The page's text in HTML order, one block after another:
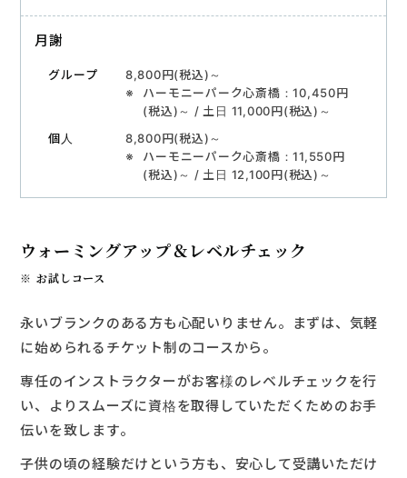
月謝
8,800円(税込)～
ハーモニーパーク心斎橋：10,450円
(税込)～ / 土日 11,000円(税込)～
8,800円(税込)～
ハーモニーパーク心斎橋：11,550円
(税込)～ / 土日 12,100円(税込)～
ウォーミングアップ＆レベルチェック
お試しコース
永いブランクのある方も心配いりません。まずは、気軽
に始められるチケット制のコースから。
専任のインストラクターがお客様のレベルチェックを行
い、よりスムーズに資格を取得していただくためのお手
伝いを致します。
子供の頃の経験だけという方も、安心して受講いただけ